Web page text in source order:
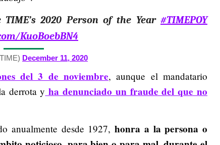
2020 Person of the Year #TIMEPOY
KuoBoebBN4
December 11, 2020
del 3 de noviembre, aunque el mandatario
derrota y ha denunciado un fraude del que no
anualmente desde 1927,honra a la persona o